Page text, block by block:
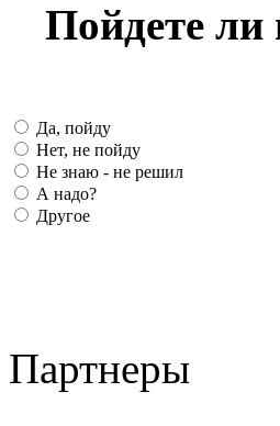
Пойдете
Да, пойду
Нет, не пойду
Не знаю - не решил
А надо?
Другое
Партнеры